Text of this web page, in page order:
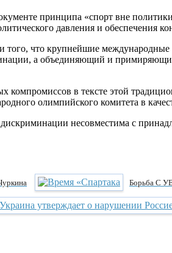
принципа «спорт вне
давления и обеспечения
что крупнейшие
а объединяющий и примиряющий
компромиссов в тексте этой
олимпийского комитета в
несовместима с
Борьба С